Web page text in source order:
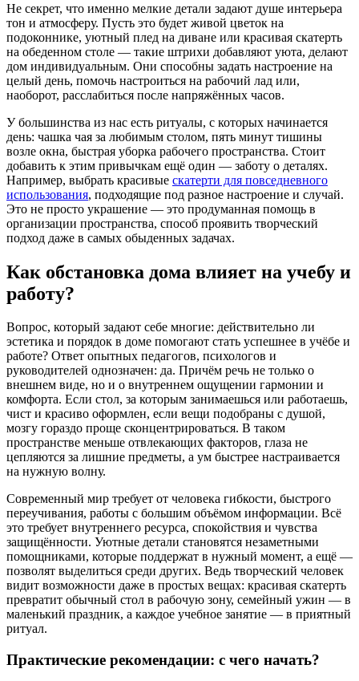
Не секрет, что именно мелкие детали задают душе интерьера
тон и атмосферу. Пусть это будет живой цветок на
подоконнике, уютный плед на диване или красивая скатерть
на обеденном столе — такие штрихи добавляют уюта, делают
дом индивидуальным. Они способны задать настроение на
целый день, помочь настроиться на рабочий лад или,
наоборот, расслабиться после напряжённых часов.
У большинства из нас есть ритуалы, с которых начинается
день: чашка чая за любимым столом, пять минут тишины
возле окна, быстрая уборка рабочего пространства. Стоит
добавить к этим привычкам ещё один — заботу о деталях.
Например, выбрать красивые скатерти для повседневного
использования, подходящие под разное настроение и случай.
Это не просто украшение — это продуманная помощь в
организации пространства, способ проявить творческий
подход даже в самых обыденных задачах.
Как обстановка дома влияет на учебу и
работу?
Вопрос, который задают себе многие: действительно ли
эстетика и порядок в доме помогают стать успешнее в учёбе и
работе? Ответ опытных педагогов, психологов и
руководителей однозначен: да. Причём речь не только о
внешнем виде, но и о внутреннем ощущении гармонии и
комфорта. Если стол, за которым занимаешься или работаешь,
чист и красиво оформлен, если вещи подобраны с душой,
мозгу гораздо проще сконцентрироваться. В таком
пространстве меньше отвлекающих факторов, глаза не
цепляются за лишние предметы, а ум быстрее настраивается
на нужную волну.
Современный мир требует от человека гибкости, быстрого
переучивания, работы с большим объёмом информации. Всё
это требует внутреннего ресурса, спокойствия и чувства
защищённости. Уютные детали становятся незаметными
помощниками, которые поддержат в нужный момент, а ещё —
позволят выделиться среди других. Ведь творческий человек
видит возможности даже в простых вещах: красивая скатерть
превратит обычный стол в рабочую зону, семейный ужин — в
маленький праздник, а каждое учебное занятие — в приятный
ритуал.
Практические рекомендации: с чего начать?